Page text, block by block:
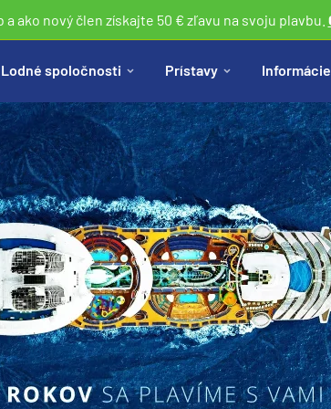
ako nový člen získajte 50 € zľavu na svoju plavbu.
Lodné spoločnosti Prístavy Informácie